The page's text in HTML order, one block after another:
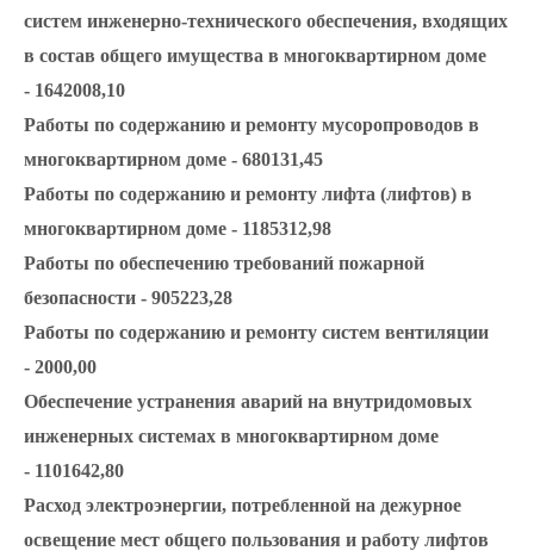
систем инженерно-технического обеспечения, входящих
в состав общего имущества в многоквартирном доме
- 1642008,10
Работы по содержанию и ремонту мусоропроводов в
многоквартирном доме - 680131,45
Работы по содержанию и ремонту лифта (лифтов) в
многоквартирном доме - 1185312,98
Работы по обеспечению требований пожарной
безопасности - 905223,28
Работы по содержанию и ремонту систем вентиляции
- 2000,00
Обеспечение устранения аварий на внутридомовых
инженерных системах в многоквартирном доме
- 1101642,80
Расход электроэнергии, потребленной на дежурное
освещение мест общего пользования и работу лифтов